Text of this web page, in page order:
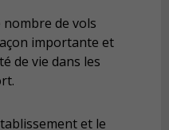
de vols
importante et
de vie dans les
et le